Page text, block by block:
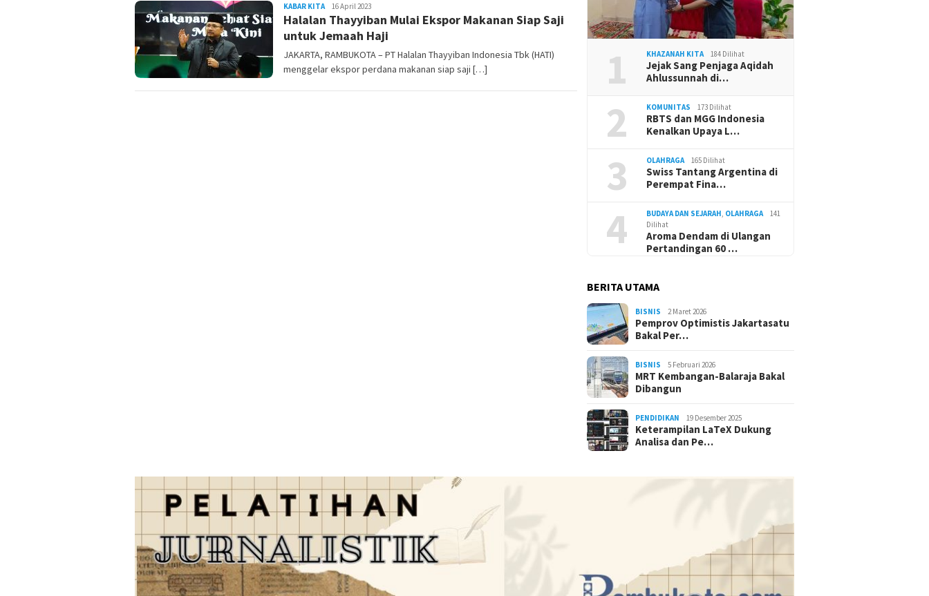
KABAR KITAREDAKSI
RAMBUKOTA
16 April 2023
Halalan Thayyiban Mulai Ekspor Makanan Siap Saji
untuk Jemaah Haji
JAKARTA, RAMBUKOTA – PT Halalan Thayyiban Indonesia Tbk (HATI)
menggelar ekspor perdana makanan siap saji […]
1 KHAZANAH KITA 184 Dilihat
Jejak Sang Penjaga Aqidah
Ahlussunnah di…
2 KOMUNITAS 173 Dilihat
RBTS dan MGG Indonesia
Kenalkan Upaya L…
3 OLAHRAGA 165 Dilihat
Swiss Tantang Argentina di
Perempat Fina…
4 BUDAYA DAN SEJARAH OLAHRAGA
141
Dilihat
Aroma Dendam di Ulangan
Pertandingan 60 …
BERITA UTAMA
BISNIS 2 Maret 2026
Pemprov Optimistis Jakartasatu
Bakal Per…
BISNIS 5 Februari 2026
MRT Kembangan-Balaraja Bakal
Dibangun
PENDIDIKAN 19 Desember 2025
Keterampilan LaTeX Dukung
Analisa dan Pe…